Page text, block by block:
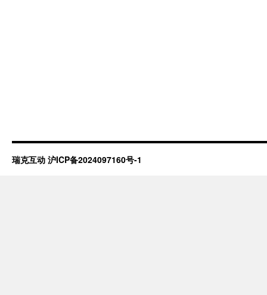
瑞克互动 沪ICP备2024097160号-1